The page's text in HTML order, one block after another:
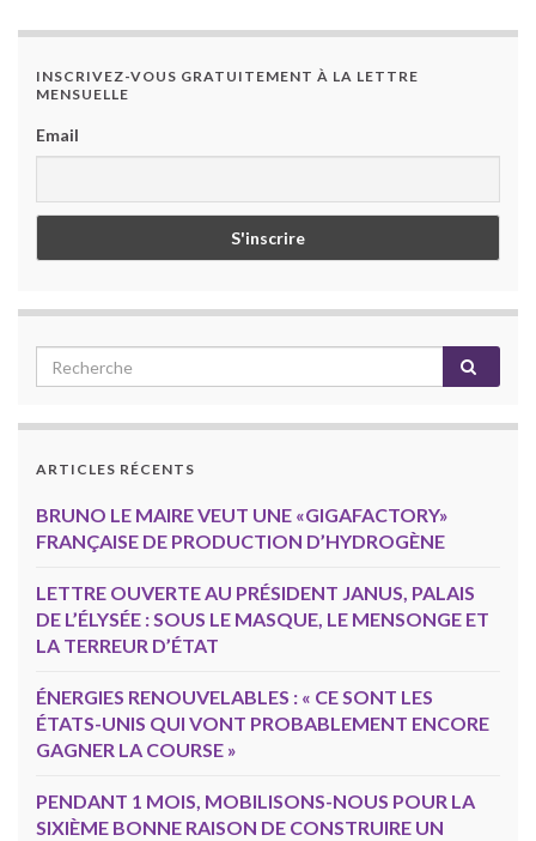
INSCRIVEZ-VOUS GRATUITEMENT À LA LETTRE
MENSUELLE
Email
ARTICLES RÉCENTS
BRUNO LE MAIRE VEUT UNE «GIGAFACTORY»
FRANÇAISE DE PRODUCTION D’HYDROGÈNE
LETTRE OUVERTE AU PRÉSIDENT JANUS, PALAIS
DE L’ÉLYSÉE : SOUS LE MASQUE, LE MENSONGE ET
LA TERREUR D’ÉTAT
ÉNERGIES RENOUVELABLES : « CE SONT LES
ÉTATS-UNIS QUI VONT PROBABLEMENT ENCORE
GAGNER LA COURSE »
PENDANT 1 MOIS, MOBILISONS-NOUS POUR LA
SIXIÈME BONNE RAISON DE CONSTRUIRE UN